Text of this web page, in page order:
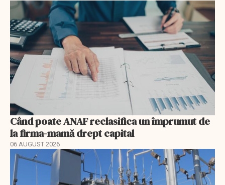
Când poate ANAF reclasifica un împrumut de
la firma-mamă drept capital
06 AUGUST 2026